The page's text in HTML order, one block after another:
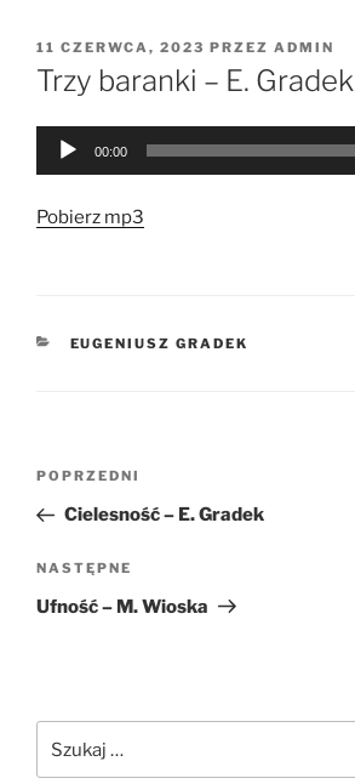
OPUBLIKOWANE
W
11 CZERWCA, 2023 PRZEZ ADMIN
Trzy baranki – E. Gradek
Odtwarzacz
00:00
Pobierz mp3
KATEGORIE
EUGENIUSZ GRADEK
Nawigacja
Poprzedni
wpis
POPRZEDNI
Cielesność – E. Gradek
Następny
wpis
NASTĘPNE
Ufność – M. Wioska